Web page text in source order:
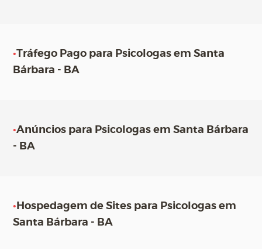
•Tráfego Pago para Psicologas em Santa
Bárbara - BA
•Anúncios para Psicologas em Santa Bárbara
- BA
• Hospedagem de Sites para Psicologas em
Santa Bárbara - BA